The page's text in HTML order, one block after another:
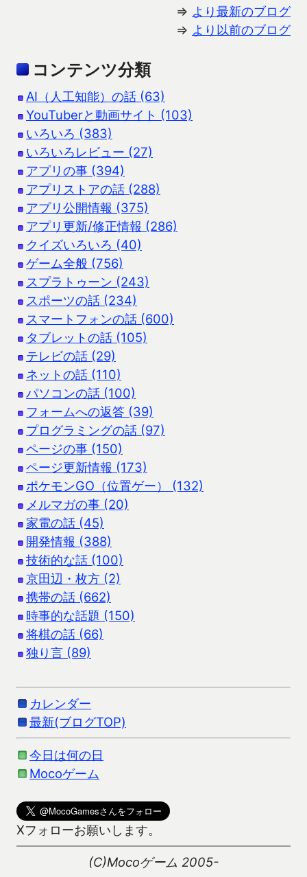
⇒ より最新のブログ
⇒ より以前のブログ
コンテンツ分類
AI（人工知能）の話 (63)
YouTuberと動画サイト (103)
いろいろ (383)
いろいろレビュー (27)
アプリの事 (394)
アプリストアの話 (288)
アプリ公開情報 (375)
アプリ更新/修正情報 (286)
クイズいろいろ (40)
ゲーム全般 (756)
スプラトゥーン (243)
スポーツの話 (234)
スマートフォンの話 (600)
タブレットの話 (105)
テレビの話 (29)
ネットの話 (110)
パソコンの話 (100)
フォームへの返答 (39)
プログラミングの話 (97)
ページの事 (150)
ページ更新情報 (173)
ポケモンGO（位置ゲー） (132)
メルマガの事 (20)
家電の話 (45)
開発情報 (388)
技術的な話 (100)
京田辺・枚方 (2)
携帯の話 (662)
時事的な話題 (150)
将棋の話 (66)
独り言 (89)
カレンダー
最新(ブログTOP)
今日は何の日
Mocoゲーム
Xフォローお願いします。
(C)Mocoゲーム 2005-